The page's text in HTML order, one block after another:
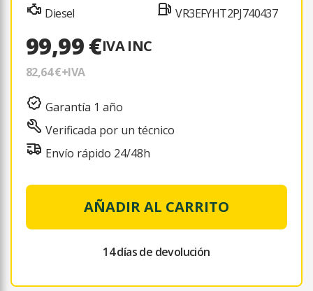
Diesel VR3EFYHT2PJ740437
99,99 €IVA INC
82,64 €+IVA
Garantía 1 año
Verificada por un técnico
Envío rápido 24/48h
AÑADIR AL CARRITO
14 días de devolución